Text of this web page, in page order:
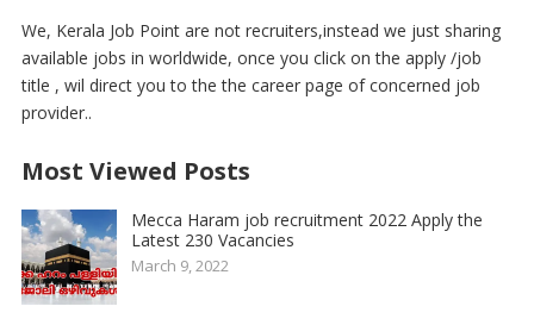
We, Kerala Job Point are not recruiters,instead we just sharing
available jobs in worldwide, once you click on the apply /job
title , wil direct you to the the career page of concerned job
provider..
Most Viewed Posts
Mecca Haram job recruitment 2022 Apply the
Latest 230 Vacancies
March 9, 2022